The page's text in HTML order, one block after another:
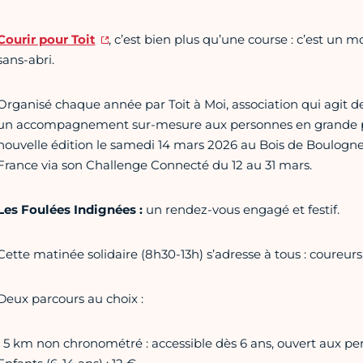
pour Toit
, c’est bien plus qu’une course : c’est
abri.
chaque année par Toit à Moi, association qui agit
accompagnement sur-mesure aux personnes en grande
édition le samedi 14 mars 2026 au Bois de
via son Challenge Connecté du 12 au 31 mars.
Foulées Indignées :un rendez-vous engagé et festif.
matinée solidaire (8h30-13h) s’adresse à tous :
parcours au choix :
5 km non chronométré : accessible dès 6 ans, ouvert aux